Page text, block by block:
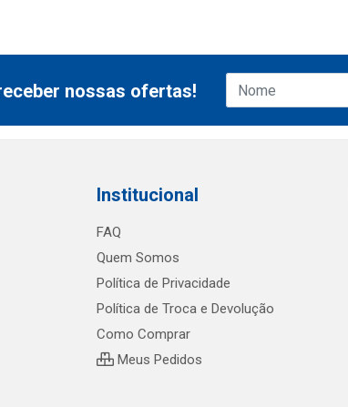
nossas ofertas!
Institucional
FAQ
Quem Somos
Política de Privacidade
Política de Troca e Devolução
Como Comprar
Meus Pedidos